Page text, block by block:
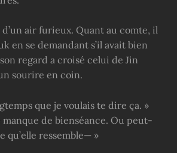
air furieux. Quant au comte, il
en se demandant s’il avait bien
regard a croisé celui de Jin
sourire en coin.
que je voulais te dire ça. »
de bienséance. Ou peut-
qu’elle ressemble— »